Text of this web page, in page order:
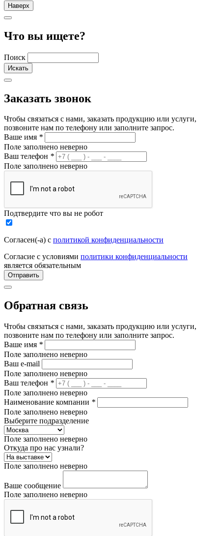
Наверх
Что вы ищете?
Поиск
Заказать звонок
Чтобы связаться с нами, заказать продукцию или услуги,
позвоните нам по телефону или заполните запрос.
Ваше имя *
Поле заполнено неверно
Ваш телефон *
Поле заполнено неверно
Подтвердите что вы не робот
Согласен(-а) с политикой конфиденциальности
Согласие с условиями политики конфиденциальности
является обязательным
Отправить
Обратная связь
Чтобы связаться с нами, заказать продукцию или услуги,
позвоните нам по телефону или заполните запрос.
Ваше имя *
Поле заполнено неверно
Ваш e-mail
Поле заполнено неверно
Ваш телефон *
Поле заполнено неверно
Наименование компании *
Поле заполнено неверно
Выберите подразделение
Поле заполнено неверно
Откуда про нас узнали?
Поле заполнено неверно
Ваше сообщение
Поле заполнено неверно